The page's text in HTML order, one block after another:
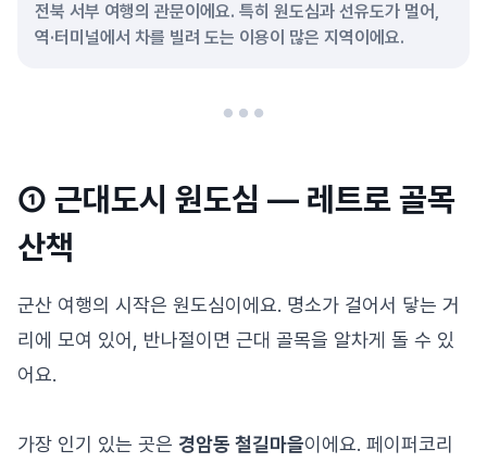
전북 서부 여행의 관문이에요. 특히 원도심과 선유도가 멀어,
역·터미널에서 차를 빌려 도는 이용이 많은 지역이에요.
① 근대도시 원도심 — 레트로 골목
산책
군산 여행의 시작은 원도심이에요. 명소가 걸어서 닿는 거
리에 모여 있어, 반나절이면 근대 골목을 알차게 돌 수 있
어요.
가장 인기 있는 곳은 경암동 철길마을이에요. 페이퍼코리